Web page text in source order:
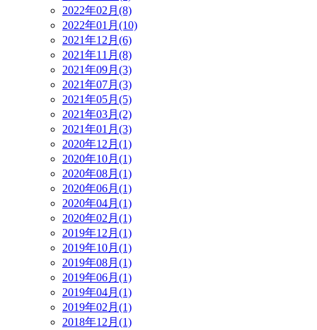
2022年02月(8)
2022年01月(10)
2021年12月(6)
2021年11月(8)
2021年09月(3)
2021年07月(3)
2021年05月(5)
2021年03月(2)
2021年01月(3)
2020年12月(1)
2020年10月(1)
2020年08月(1)
2020年06月(1)
2020年04月(1)
2020年02月(1)
2019年12月(1)
2019年10月(1)
2019年08月(1)
2019年06月(1)
2019年04月(1)
2019年02月(1)
2018年12月(1)